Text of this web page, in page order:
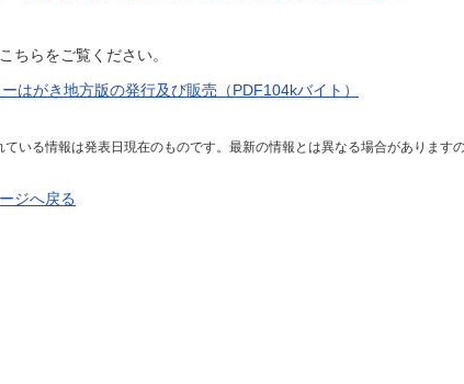
ちらをご覧ください。
はがき地方版の発行及び販売（PDF104kバイト）
ている情報は発表日現在のものです。最新の情報とは異なる場合があります
ジへ戻る